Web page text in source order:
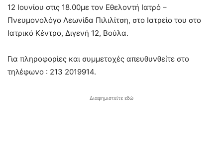
12 Ιουνίου στις 18.00με τον Εθελοντή Ιατρό –
Πνευμονολόγο Λεωνίδα Πιλιλίτση, στο Ιατρείο του στο
Ιατρικό Κέντρο, Διγενή 12, Βούλα.
Για πληροφορίες και συμμετοχές απευθυνθείτε στο
τηλέφωνο : 213 2019914.
Διαφημιστείτε εδώ